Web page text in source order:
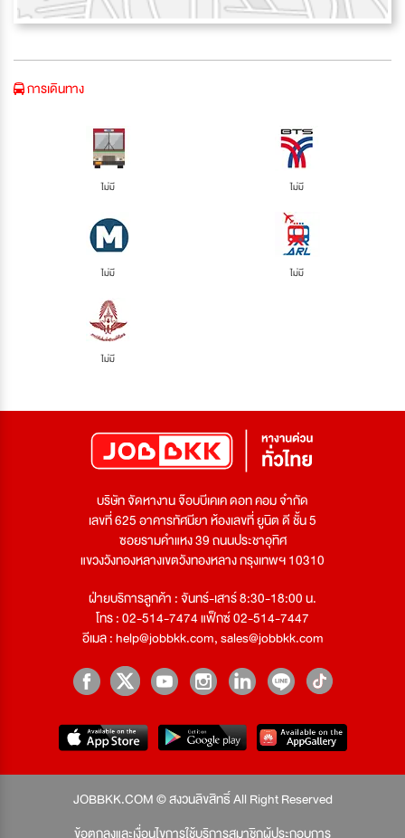
การเดินทาง
ไม่มี ไม่มี
ไม่มี ไม่มี
ไม่มี
บริษัท จัดหางาน จ๊อบบีเคเค ดอท คอม จำกัด
เลขที่ 625 อาคารทัศนียา ห้องเลขที่ ยูนิต ดี ชั้น 5
ซอยรามคำแหง 39 ถนนประชาอุทิศ
แขวงวังทองหลางเขตวังทองหลาง กรุงเทพฯ 10310
ฝ่ายบริการลูกค้า : จันทร์-เสาร์ 8:30-18:00 น.
โทร : 02-514-7474 แฟ็กซ์ 02-514-7447
อีเมล :help@jobbkk.com,sales@jobbkk.com
JOBBKK.COM © สงวนลิขสิทธิ์ All Right Reserved